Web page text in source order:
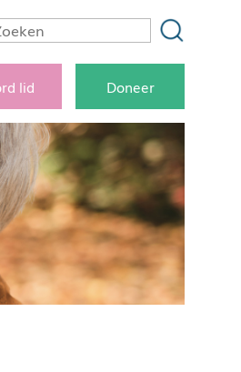
lid Doneer